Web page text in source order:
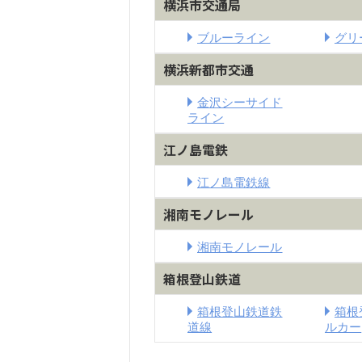
横浜市交通局
ブルーライン グリ
横浜新都市交通
金沢シーサイド
ライン
江ノ島電鉄
江ノ島電鉄線
湘南モノレール
湘南モノレール
箱根登山鉄道
箱根登山鉄道鉄
道線
箱根
ルカー